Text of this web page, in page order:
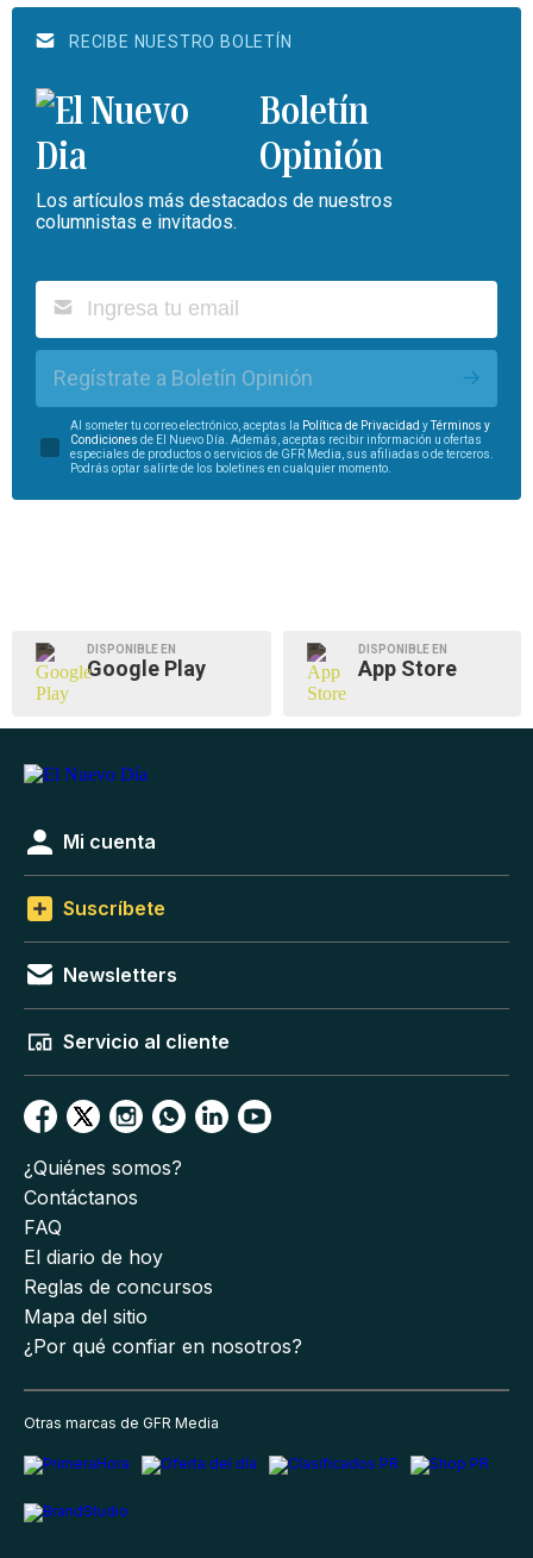
RECIBE NUESTRO BOLETÍN
Boletín
Opinión
Los artículos más destacados de nuestros
columnistas e invitados.
Regístrate a Boletín Opinión
Al someter tu correo electrónico, aceptas la Política de Privacidad yTérminos y
Condiciones de El Nuevo Día. Además, aceptas recibir información u ofertas
especiales de productos o servicios de GFR Media, sus afiliadas o de terceros.
Podrás optar salirte de los boletines en cualquier momento.
DISPONIBLE EN
Google Play
DISPONIBLE EN
App Store
Mi cuenta
Suscríbete
Newsletters
Servicio al cliente
¿Quiénes somos?
Contáctanos
FAQ
El diario de hoy
Reglas de concursos
Mapa del sitio
¿Por qué confiar en nosotros?
Otras marcas de GFR Media